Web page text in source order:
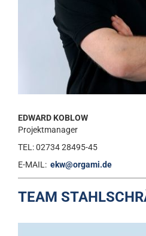
EDWARD KOBLOW
Projektmanager
TEL: 02734 28495-45
E-MAIL: ekw@orgami.de
TEAM